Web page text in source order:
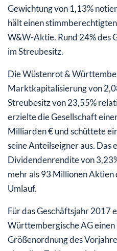
Gewichtung von 1,13%
hält einen
W&W-Aktie. Rund 24% des
im Streubesitz.
Die Wüstenrot &
Marktkapitalisierung von
Streubesitz von 23,55%
erzielte die Gesellschaft
Milliarden € und schüttete
seine Anteilseigner aus. Das
Dividendenrendite von
mehr als 93 Millionen
Umlauf.
Für das Geschäftsjahr 2017
Württembergische AG
Größenordnung des